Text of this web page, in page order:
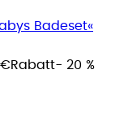
Badeset«
€Rabatt- 20 %